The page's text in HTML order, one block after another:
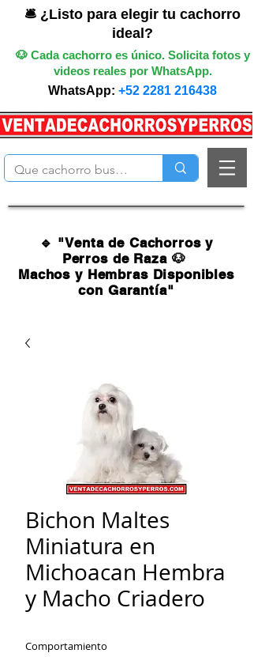
🛎️ ¿Listo para elegir tu cachorro
ideal?
🐶 Cada cachorro es único. Solicita fotos y
videos reales por WhatsApp.
WhatsApp: +52 2281 216438
🔹 "Venta de Cachorros y
Perros de Raza 🐶
Machos y Hembras Disponibles
con Garantía"
Bichon Maltes
Miniatura en
Michoacan Hembra
y Macho Criadero
Comportamiento